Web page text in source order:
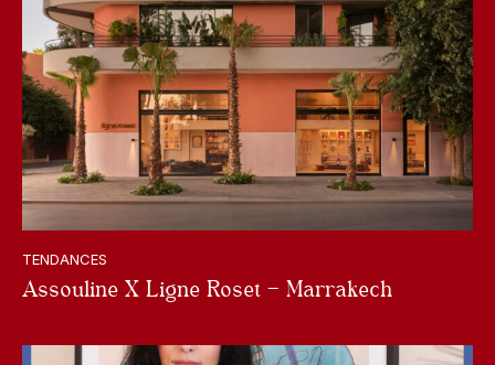
TENDANCES
Assouline X Ligne Roset – Marrakech